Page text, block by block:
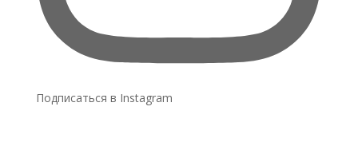
Подписаться в Instagram